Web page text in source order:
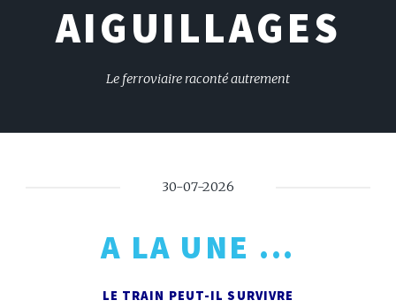
AIGUILLAGES
Le ferroviaire raconté autrement
30-07-2026
A LA UNE ...
LE TRAIN PEUT-IL SURVIVRE